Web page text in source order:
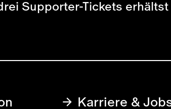
Supporter-Tickets erhältst
Karriere &